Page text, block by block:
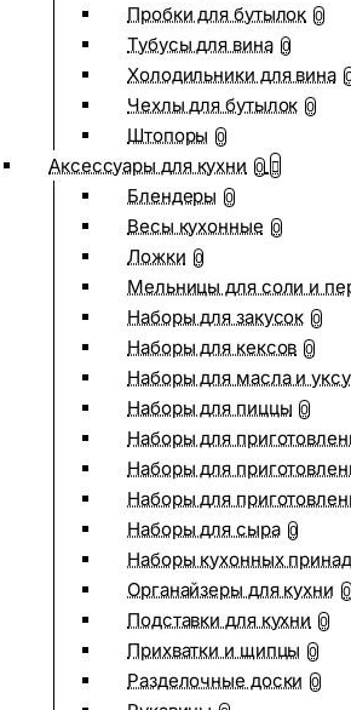
Пробки для бутылок 0
Тубусы для вина 0
Холодильники для вина
Чехлы для бутылок 0
Штопоры 0
Аксессуары для кухни 0
Блендеры 0
Весы кухонные 0
Ложки 0
Мельницы для соли и
Наборы для закусок 0
Наборы для кексов 0
Наборы для масла и
Наборы для пиццы 0
Наборы для
Наборы для
Наборы для
Наборы для сыра 0
Наборы кухонных
Органайзеры для кухни 0
Подставки для кухни 0
Прихватки и щипцы 0
Разделочные доски 0